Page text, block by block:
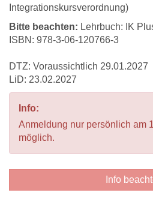
Integrationskursverordnung)
Bitte beachten: Lehrbuch: IK
ISBN: 978-3-06-120766-3
DTZ: Voraussichtlich 29.01.2027
LiD: 23.02.2027
Info:
Anmeldung nur persönlich am
möglich.
Info